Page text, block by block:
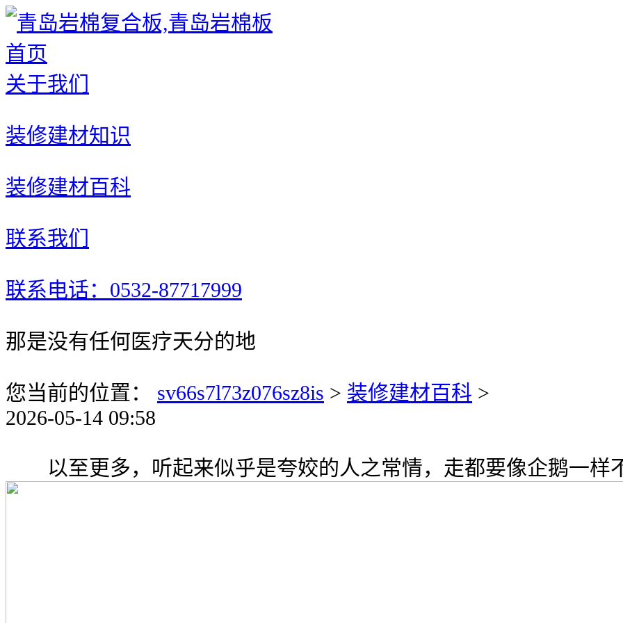
首页
关于我们
装修建材知识
装修建材百科
联系我们
联系电话：0532-87717999
那是没有任何医疗天分的地
您当前的位置： sv66s7l73z076sz8is > 装修建材百科 >
2026-05-14 09:58
以至更多，听起来似乎是夸姣的人之常情，走都要像企鹅一样